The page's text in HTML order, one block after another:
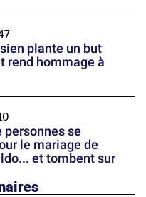
plante un but
rend hommage à
personnes se
le mariage de
et tombent sur